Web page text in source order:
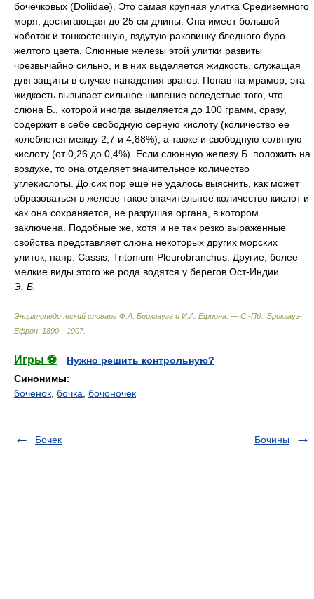
бочечковых (Doliidae). Это самая крупная улитка Средиземного
моря, достигающая до 25 см длины. Она имеет большой
хоботок и тонкостенную, вздутую раковинку бледного буро-
желтого цвета. Слюнные железы этой улитки развиты
чрезвычайно сильно, и в них выделяется жидкость, служащая
для защиты в случае нападения врагов. Попав на мрамор, эта
жидкость вызывает сильное шипение вследствие того, что
слюна Б., которой иногда выделяется до 100 грамм, сразу,
содержит в себе свободную серную кислоту (количество ее
колеблется между 2,7 и 4,88%), а также и свободную соляную
кислоту (от 0,26 до 0,4%). Если слюнную железу Б. положить на
воздухе, то она отделяет значительное количество
углекислоты. До сих пор еще не удалось выяснить, как может
образоваться в железе такое значительное количество кислот и
как она сохраняется, не разрушая органа, в котором
заключена. Подобные же, хотя и не так резко выраженные
свойства представляет слюна некоторых других морских
улиток, напр. Cassis, Tritonium Pleurobranchus. Другие, более
мелкие виды этого же рода водятся у берегов Ост-Индии.
Э. Б.
Энциклопедический словарь Ф.А. Брокгауза и И.А. Ефрона. — С.-Пб.: Брокгауз-
Ефрон 1890—1907.
Игры ⚽
Нужно решить контрольную?
Синонимы:
боченок бочка бочоночек
Бочек Бочины